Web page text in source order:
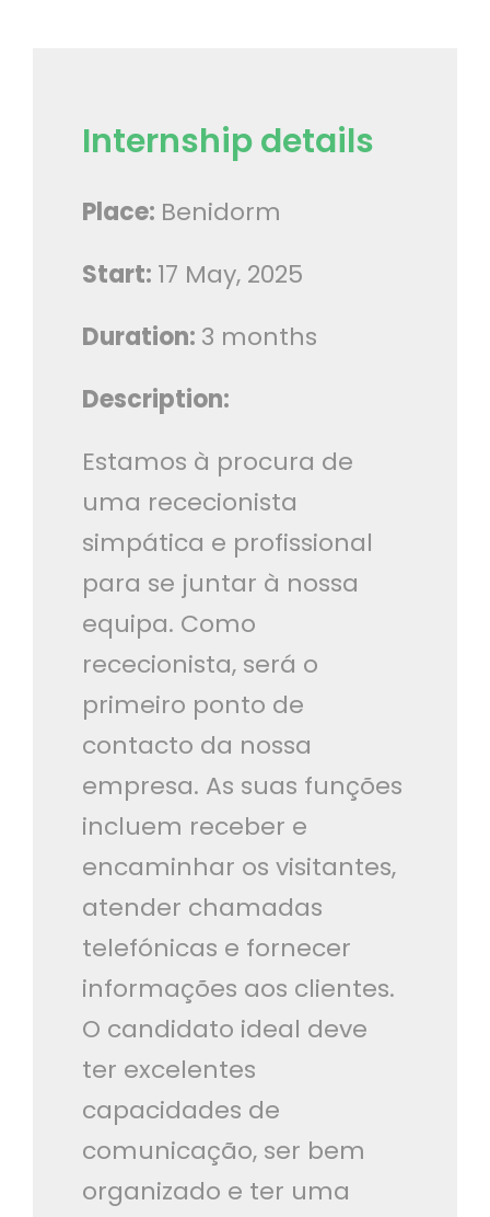
Internship details
Place: Benidorm
Start: 17 May, 2025
Duration: 3 months
Description:
Estamos à procura de
uma rececionista
simpática e profissional
para se juntar à nossa
equipa. Como
rececionista, será o
primeiro ponto de
contacto da nossa
empresa. As suas funções
incluem receber e
encaminhar os visitantes,
atender chamadas
telefónicas e fornecer
informações aos clientes.
O candidato ideal deve
ter excelentes
capacidades de
comunicação, ser bem
organizado e ter uma